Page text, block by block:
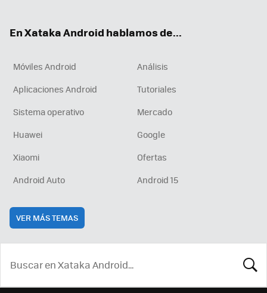
En Xataka Android hablamos de...
Móviles Android
Análisis
Aplicaciones Android
Tutoriales
Sistema operativo
Mercado
Huawei
Google
Xiaomi
Ofertas
Android Auto
Android 15
VER MÁS TEMAS